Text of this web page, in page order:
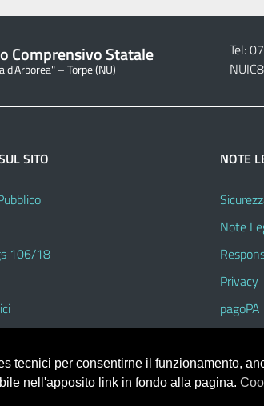
Comprensivo Statale
d'Arborea" – Torpe (NU)
Tel:
SITO
106/18
NOTE
Note
Privacy
la piattaforma
tecnici per consentirne il funzionamento,
nell'apposito link in fondo alla pagina.